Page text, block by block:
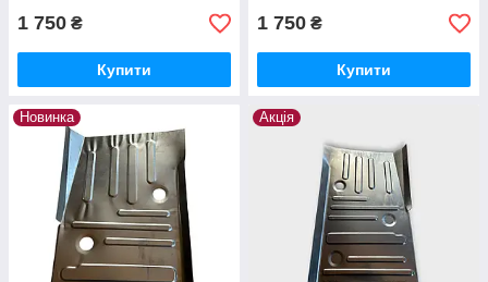
1 750 ₴
Купити
1 750 ₴
Купити
Новинка Акція